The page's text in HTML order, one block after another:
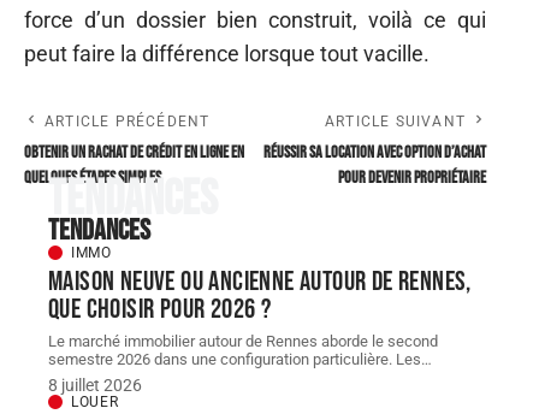
force d’un dossier bien construit, voilà ce qui
peut faire la différence lorsque tout vacille.
ARTICLE PRÉCÉDENT
Obtenir un rachat de crédit en ligne en
quelques étapes simples
ARTICLE SUIVANT
Réussir sa location avec option d’achat
pour devenir propriétaire
Tendances
Tendances
IMMO
Maison neuve ou ancienne autour de Rennes,
que choisir pour 2026 ?
Le marché immobilier autour de Rennes aborde le second
semestre 2026 dans une configuration particulière. Les…
8 juillet 2026
LOUER